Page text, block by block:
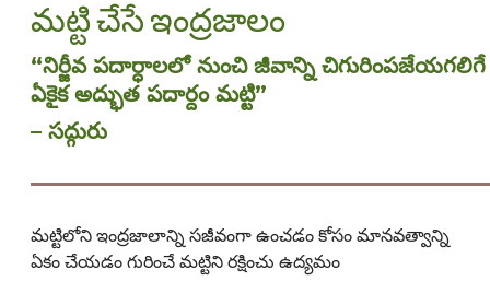
మట్టి చేసే ఇంద్రజాలం
“నిర్జీవ పదార్ధాలలో నుంచి జీవాన్ని చిగురింపజేయగలిగే
ఏకైక అద్భుత పదార్దం మట్టి”
– సద్గురు
మట్టిలోని ఇంద్రజాలాన్ని సజీవంగా ఉంచడం కోసం మానవత్వాన్ని
ఏకం చేయడం గురించే మట్టిని రక్షించు ఉద్యమం